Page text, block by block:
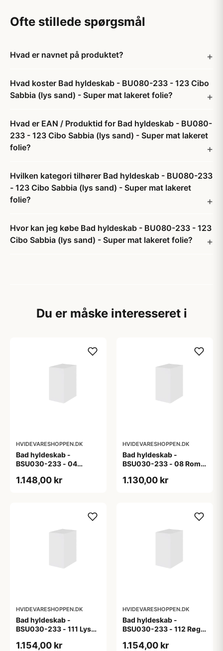
Ofte stillede spørgsmål
Hvad er navnet på produktet?
Hvad koster Bad hyldeskab - BU080-233 - 123 Cibo
Sabbia (lys sand) - Super mat lakeret folie?
Hvad er EAN / Produktid for Bad hyldeskab - BU080-
233 - 123 Cibo Sabbia (lys sand) - Super mat lakeret
folie?
Hvilken kategori tilhører Bad hyldeskab - BU080-233
- 123 Cibo Sabbia (lys sand) - Super mat lakeret
folie?
Hvor kan jeg købe Bad hyldeskab - BU080-233 - 123
Cibo Sabbia (lys sand) - Super mat lakeret folie?
Du er måske interesseret i
HVIDEVARESHOPPEN.DK
Bad hyldeskab -
BSU030-233 - 04
1.148,00 kr
HVIDEVARESHOPPEN.DK
Bad hyldeskab -
BSU030-233 - 08 Roma
1.130,00 kr
HVIDEVARESHOPPEN.DK
Bad hyldeskab -
BSU030-233 - 111 Lys
1.154,00 kr
HVIDEVARESHOPPEN.DK
Bad hyldeskab -
BSU030-233 - 112 Røget
1.154,00 kr